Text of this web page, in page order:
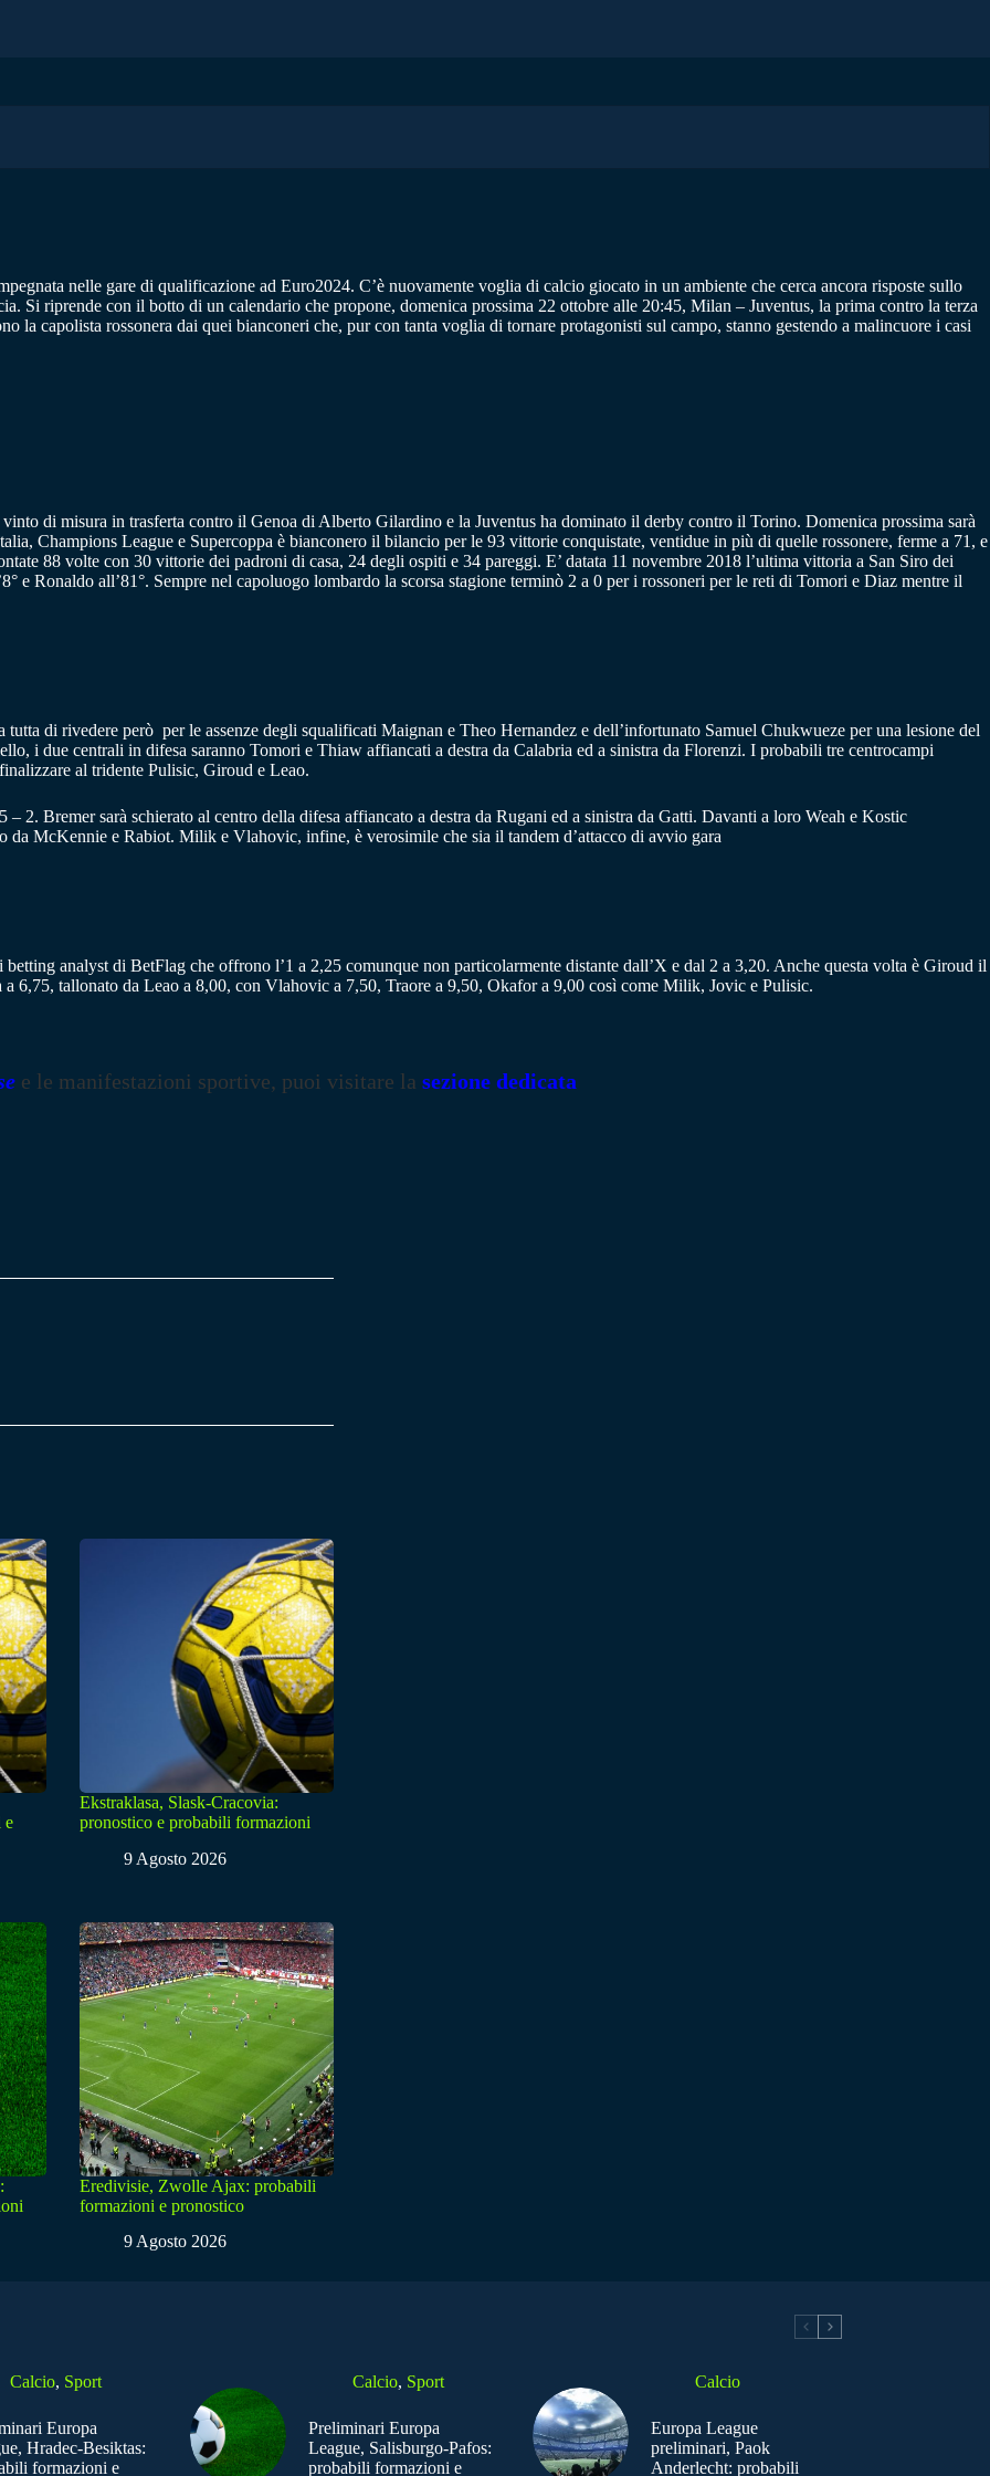
nelle gare di qualificazione ad Euro2024. C’è nuovamente voglia di calcio giocato in un ambiente che cerca ancora risposte sullo
Si riprende con il botto di un calendario che propone, domenica prossima 22 ottobre alle 20:45, Milan – Juventus, la prima contro la terza
la capolista rossonera dai quei bianconeri che, pur con tanta voglia di tornare protagonisti sul campo, stanno gestendo a malincuore i casi
di misura in trasferta contro il Genoa di Alberto Gilardino e la Juventus ha dominato il derby contro il Torino. Domenica prossima sarà
Champions League e Supercoppa è bianconero il bilancio per le 93 vittorie conquistate, ventidue in più di quelle rossonere, ferme a 71, e
88 volte con 30 vittorie dei padroni di casa, 24 degli ospiti e 34 pareggi. E’ datata 11 novembre 2018 l’ultima vittoria a San Siro dei
e Ronaldo all’81°. Sempre nel capoluogo lombardo la scorsa stagione terminò 2 a 0 per i rossoneri per le reti di Tomori e Diaz mentre il
di rivedere però per le assenze degli squalificati Maignan e Theo Hernandez e dell’infortunato Samuel Chukwueze per una lesione del
i due centrali in difesa saranno Tomori e Thiaw affiancati a destra da Calabria ed a sinistra da Florenzi. I probabili tre centrocampi
al tridente Pulisic, Giroud e Leao.
2. Bremer sarà schierato al centro della difesa affiancato a destra da Rugani ed a sinistra da Gatti. Davanti a loro Weah e Kostic
McKennie e Rabiot. Milik e Vlahovic, infine, è verosimile che sia il tandem d’attacco di avvio gara
analyst di BetFlag che offrono l’1 a 2,25 comunque non particolarmente distante dall’X e dal 2 a 3,20. Anche questa volta è Giroud il
a 6,75, tallonato da Leao a 8,00, con Vlahovic a 7,50, Traore a 9,50, Okafor a 9,00 così come Milik, Jovic e Pulisic.
e le manifestazioni sportive, puoi visitare la sezione dedicata
e
Ekstraklasa, Slask-Cracovia:
pronostico e probabili formazioni
9 Agosto 2026
Eredivisie, Zwolle Ajax: probabili
formazioni e pronostico
9 Agosto 2026
Calcio, Sport
Europa
Hradec-Besiktas:
formazioni e
Calcio, Sport
Preliminari Europa
League, Salisburgo-Pafos:
probabili formazioni e
Calcio
Europa League
preliminari, Paok
Anderlecht: probabili